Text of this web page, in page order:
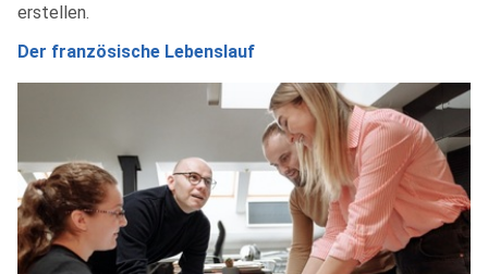
erstellen.
Der französische Lebenslauf